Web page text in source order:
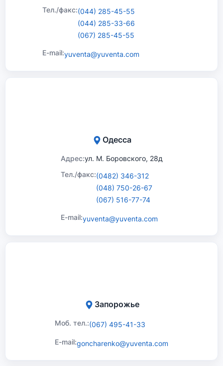
Тел./факс:(044) 285-45-55
(044) 285-33-66
(067) 285-45-55
E-mail:yuventa@yuventa.com
Одесса
Адрес:ул. М. Боровского, 28д
Тел./факс:(0482) 346-312
(048) 750-26-67
(067) 516-77-74
E-mail:yuventa@yuventa.com
Запорожье
Моб. тел.:(067) 495-41-33
E-mail:goncharenko@yuventa.com